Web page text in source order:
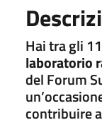
Hai tra gli
laboratorio
del Forum
contribuire